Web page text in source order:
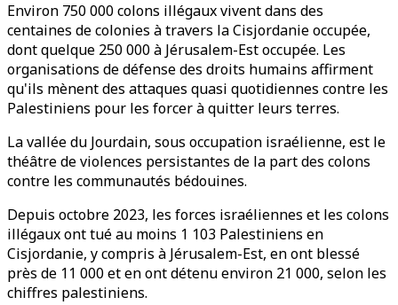
Environ 750 000 colons illégaux vivent dans des
centaines de colonies à travers la Cisjordanie occupée,
dont quelque 250 000 à Jérusalem-Est occupée. Les
organisations de défense des droits humains affirment
qu'ils mènent des attaques quasi quotidiennes contre les
Palestiniens pour les forcer à quitter leurs terres.
La vallée du Jourdain, sous occupation israélienne, est le
théâtre de violences persistantes de la part des colons
contre les communautés bédouines.
Depuis octobre 2023, les forces israéliennes et les colons
illégaux ont tué au moins 1 103 Palestiniens en
Cisjordanie, y compris à Jérusalem-Est, en ont blessé
près de 11 000 et en ont détenu environ 21 000, selon les
chiffres palestiniens.